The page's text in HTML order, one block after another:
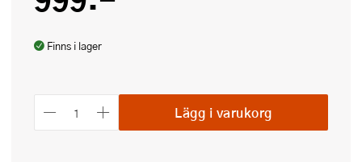
Finns i lager
Lägg i varukorg